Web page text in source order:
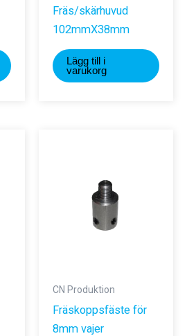
Fräs/skärhuvud
102mmX38mm
Lägg till i
varukorg
CN Produktion
Fräskoppsfäste för
8mm vajer